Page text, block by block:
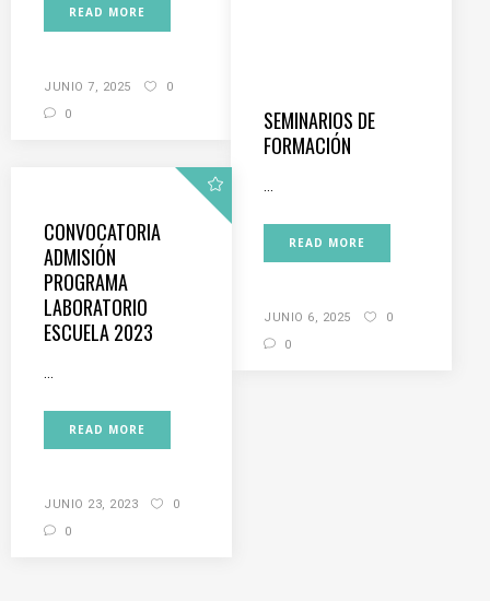
READ MORE
JUNIO 7, 2025
0
0
SEMINARIOS DE
FORMACIÓN
READ MORE
JUNIO 6, 2025
0
0
CONVOCATORIA
ADMISIÓN
PROGRAMA
LABORATORIO
ESCUELA 2023
READ MORE
JUNIO 23, 2023
0
0